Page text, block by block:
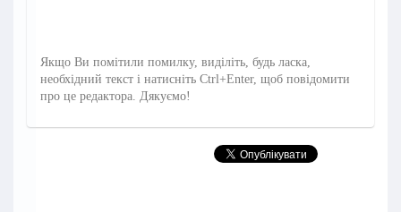
Якщо Ви помітили помилку, виділіть, будь ласка,
необхідний текст і натисніть Ctrl+Enter, щоб повідомити
про це редактора. Дякуємо!